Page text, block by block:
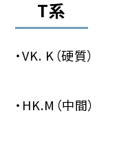
T系
・VK. K（硬質）
・HK.M（中間）